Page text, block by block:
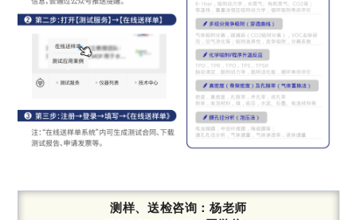
测样、送检咨询： 杨老师